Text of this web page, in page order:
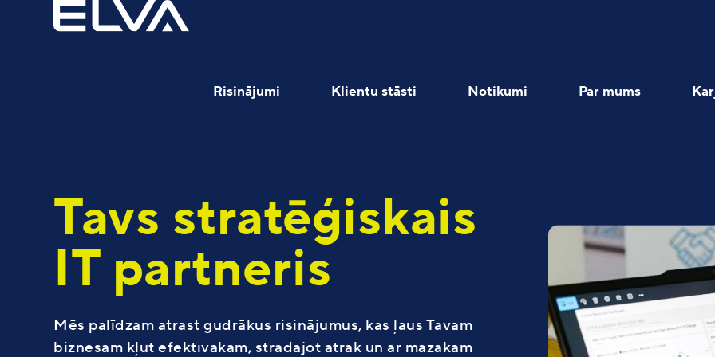
Risinājumi
Uzņēmuma resursu pārvaldībai
Klientu stāsti Notikumi
Aktuālie ELVA vebināri
Par mums
Eksperti
Tavs stratēģiskais
IT partneris
Mēs palīdzam atrast gudrākus risinājumus, kas ļaus Tavam
biznesam kļūt efektīvākam, strādājot ātrāk un ar mazākām